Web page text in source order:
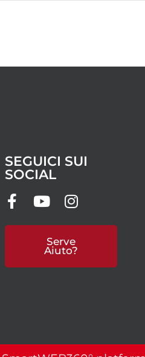
SEGUICI SUI
SOCIAL
Serve
Aiuto?